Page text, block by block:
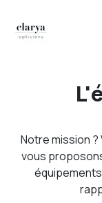
Notre mission
vous